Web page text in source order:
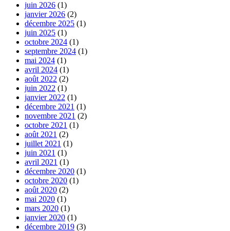
juin 2026 (1)
janvier 2026 (2)
décembre 2025 (1)
juin 2025 (1)
octobre 2024 (1)
septembre 2024 (1)
mai 2024 (1)
avril 2024 (1)
août 2022 (2)
juin 2022 (1)
janvier 2022 (1)
décembre 2021 (1)
novembre 2021 (2)
octobre 2021 (1)
août 2021 (2)
juillet 2021 (1)
juin 2021 (1)
avril 2021 (1)
décembre 2020 (1)
octobre 2020 (1)
août 2020 (2)
mai 2020 (1)
mars 2020 (1)
janvier 2020 (1)
décembre 2019 (3)